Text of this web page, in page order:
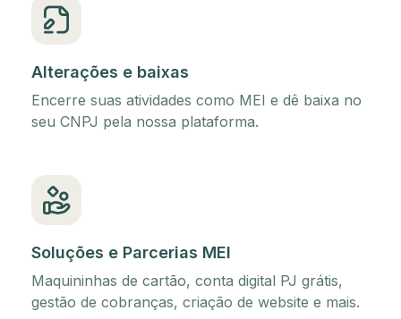
Alterações e baixas
Encerre suas atividades como MEI e dê baixa no
seu CNPJ pela nossa plataforma.
Soluções e Parcerias MEI
Maquininhas de cartão, conta digital PJ grátis,
gestão de cobranças, criação de website e mais.